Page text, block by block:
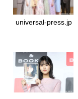
universal-press.jp